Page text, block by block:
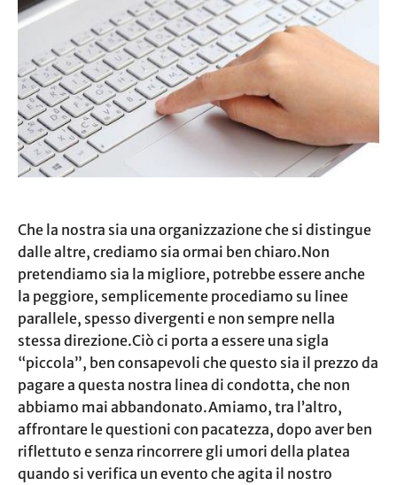
Che la nostra sia una organizzazione che si distingue
dalle altre, crediamo sia ormai ben chiaro.Non
pretendiamo sia la migliore, potrebbe essere anche
la peggiore, semplicemente procediamo su linee
parallele, spesso divergenti e non sempre nella
stessa direzione.Ciò ci porta a essere una sigla
“piccola”, ben consapevoli che questo sia il prezzo da
pagare a questa nostra linea di condotta, che non
abbiamo mai abbandonato.Amiamo, tra l’altro,
affrontare le questioni con pacatezza, dopo aver ben
riflettuto e senza rincorrere gli umori della platea
quando si verifica un evento che agita il nostro